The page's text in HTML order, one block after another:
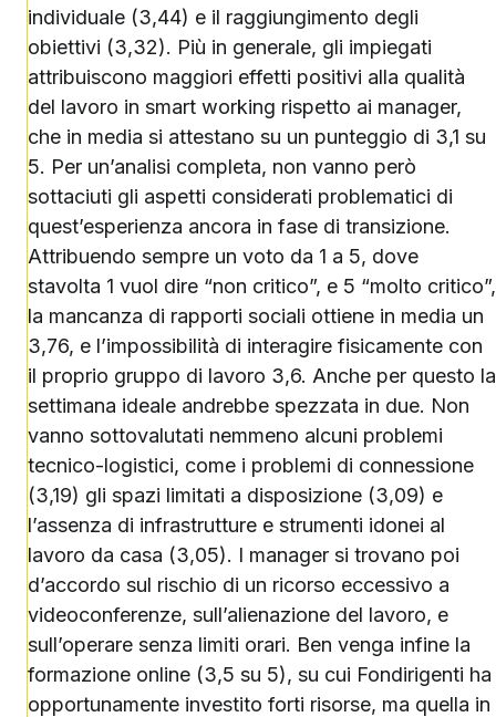
individuale (3,44) e il raggiungimento degli
obiettivi (3,32). Più in generale, gli impiegati
attribuiscono maggiori effetti positivi alla qualità
del lavoro in smart working rispetto ai manager,
che in media si attestano su un punteggio di 3,1 su
5. Per un’analisi completa, non vanno però
sottaciuti gli aspetti considerati problematici di
quest’esperienza ancora in fase di transizione.
Attribuendo sempre un voto da 1 a 5, dove
stavolta 1 vuol dire “non critico”, e 5 “molto critico”,
la mancanza di rapporti sociali ottiene in media un
3,76, e l’impossibilità di interagire fisicamente con
il proprio gruppo di lavoro 3,6. Anche per questo la
settimana ideale andrebbe spezzata in due. Non
vanno sottovalutati nemmeno alcuni problemi
tecnico-logistici, come i problemi di connessione
(3,19) gli spazi limitati a disposizione (3,09) e
l’assenza di infrastrutture e strumenti idonei al
lavoro da casa (3,05). I manager si trovano poi
d’accordo sul rischio di un ricorso eccessivo a
videoconferenze, sull’alienazione del lavoro, e
sull’operare senza limiti orari. Ben venga infine la
formazione online (3,5 su 5), su cui Fondirigenti ha
opportunamente investito forti risorse, ma quella in